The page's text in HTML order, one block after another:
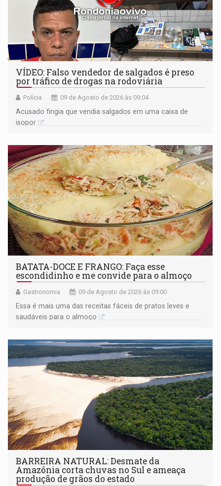
VÍDEO: Falso vendedor de salgados é preso
por tráfico de drogas na rodoviária
Polícia 09 de Agosto de 2026 às 09:04
Acusado fingia que vendia salgados em uma caixa de
isopor
BATATA-DOCE E FRANGO: Faça esse
escondidinho e me convide para o almoço
Gastronomia 09 de Agosto de 2026 às 09:00
Essa é mais uma das receitas fáceis de pratos leves e
saudáveis para o almoço
BARREIRA NATURAL: Desmate da
Amazônia corta chuvas no Sul e ameaça
produção de grãos do estado